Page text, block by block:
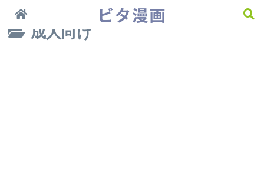
今一番おすすめしたい漫画 ＞＞
成人向け